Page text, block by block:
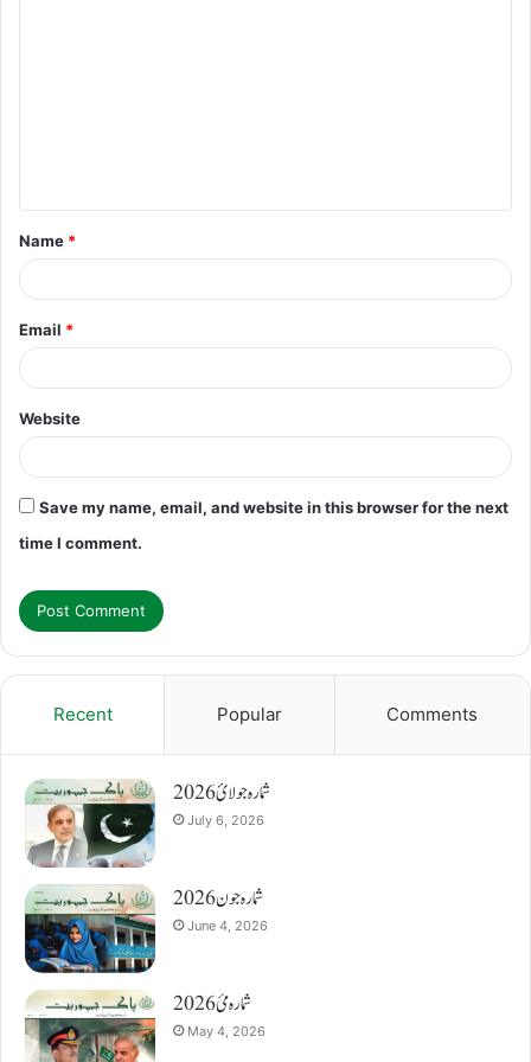
t
*
Name *
Email *
Website
Save my name, email, and website in this browser for the next
time I comment.
Recent Popular Comments
شمارہ جولائ 2026
July 6, 2026
شمارہ جون 2026
June 4, 2026
شمارہ مئ 2026
May 4, 2026